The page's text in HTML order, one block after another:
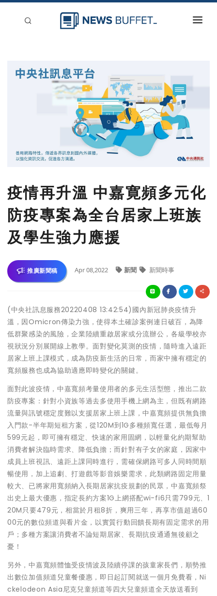
疫情再升溫 中嘉寛頻多元化
防疫專案為全台居家上班族
及學生強力應援
推廣新聞稿 Apr 08,2022 新聞 新聞時事
(中央社訊息服務20220408 13:42:54)國內新冠肺炎疫情升
溫，因Omicron傳染力強，使得本土確診案例連日破百，為降
低群聚感染的風險，企業陸續重啟居家或分流辦公，各級學校亦
視狀況分別展開線上教學。面對變化莫測的疫情，隨時進入遠距
居家上班上課模式，成為防疫新生活的日常，而家中擁有穩定的
寬頻服務也成為協助適應即時變化的關鍵。
面對此波疫情，中嘉寬頻考量使用者的多元生活型態，推出二款
防疫專案：針對小資族等過去多使用手機上網為主，但既有網路
流量與訊號穩定度難以支援居家上班上課，中嘉寬頻提供無負擔
入門款-半年期短租方案，從120M到1G多種頻寬任選，最低每月
599元起，即可擁有穩定、快速的家用固網，以輕量化約期幫助
消費者解決臨時需求、降低負擔；而針對有子女的家庭，因家中
成員上班視訊、遠距上課同時進行，需確保網路可多人同時間順
暢使用，加上追劇、打遊戲等影音娛樂需求，此類網路固定用量
較大、已將家用寬頻納入長期居家抗疫規劃的民眾，中嘉寬頻祭
出史上最大優惠，指定長約方案1G上網搭配wi-fi6只需799元、1
20M只要479元，相當於月租8折，爽用三年，再享市值超過60
00元的數位頻道與看片金，以實質行動回饋長期有固定需求的用
戶；多種方案讓消費者不論短期居家、長期抗疫通通無後顧之
憂！
另外，中嘉寬頻體恤受疫情波及陸續停課的孩童家長們，順勢推
出數位加值頻道兒童餐優惠，即日起訂閱就送一個月免費看，Ni
ckelodeon Asia尼克兒童頻道等四大兒童頻道全天放送看到